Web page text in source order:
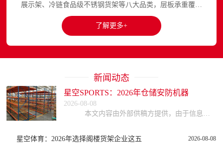
展示架、冷链食品级不锈钢货架等八大品类，层板承重覆盖
150至3000kg，产品出口欧美、东南亚、中东等区域市场，已
与国内外超过300家企业建立长期合作关系。星空平台官网提
供完整的产品展示与在线咨询服务...
了解更多+
新闻动态
星空SPORTS：2026年仓储安防机器
2026-08-08
2026-08-08
星空体育：2026年选择阁楼货架企业这五